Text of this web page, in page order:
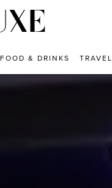
FOOD & DRINKS TRAVEL